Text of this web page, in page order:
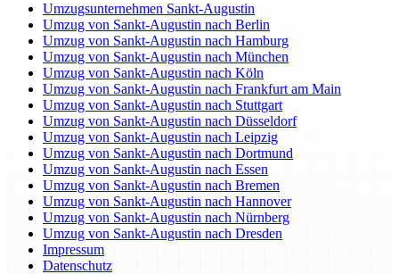
Umzugsunternehmen Sankt-Augustin
Umzug von Sankt-Augustin nach Berlin
Umzug von Sankt-Augustin nach Hamburg
Umzug von Sankt-Augustin nach München
Umzug von Sankt-Augustin nach Köln
Umzug von Sankt-Augustin nach Frankfurt am Main
Umzug von Sankt-Augustin nach Stuttgart
Umzug von Sankt-Augustin nach Düsseldorf
Umzug von Sankt-Augustin nach Leipzig
Umzug von Sankt-Augustin nach Dortmund
Umzug von Sankt-Augustin nach Essen
Umzug von Sankt-Augustin nach Bremen
Umzug von Sankt-Augustin nach Hannover
Umzug von Sankt-Augustin nach Nürnberg
Umzug von Sankt-Augustin nach Dresden
Impressum
Datenschutz